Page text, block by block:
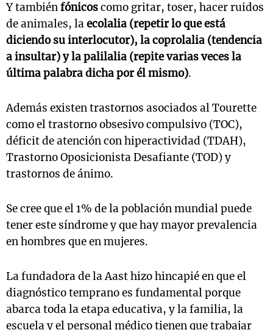
Y tambiénfónicoscomo gritar, toser, hacer ruidos
de animales, laecolalia (repetir lo que está
diciendo su interlocutor), la coprolalia (tendencia
a insultar) y la palilalia (repite varias veces la
última palabra dicha por él mismo).
Además existen trastornos asociados al Tourette
como el trastorno obsesivo compulsivo (TOC),
déficit de atención con hiperactividad (TDAH),
Trastorno Oposicionista Desafiante (TOD) y
trastornos de ánimo.
Se cree que el 1% de la población mundial puede
tener este síndrome y que hay mayor prevalencia
en hombres que en mujeres.
La fundadora de la Aast hizo hincapié en que el
diagnóstico temprano es fundamental porque
abarca toda la etapa educativa, y la familia, la
escuela y el personal médico tienen que trabajar